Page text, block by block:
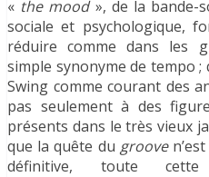
« the mood», de la bande-
sociale et psychologique,
réduire comme dans les
simple synonyme de tempo
Swing comme courant des
pas seulement à des
présents dans le très vieux
que la quête du groove
définitive, toute cette